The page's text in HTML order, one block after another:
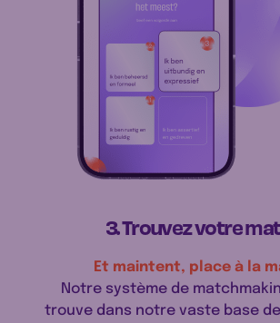
3. Trouvez votre
Et maintent, place à la
Notre système de
trouve dans notre vaste base